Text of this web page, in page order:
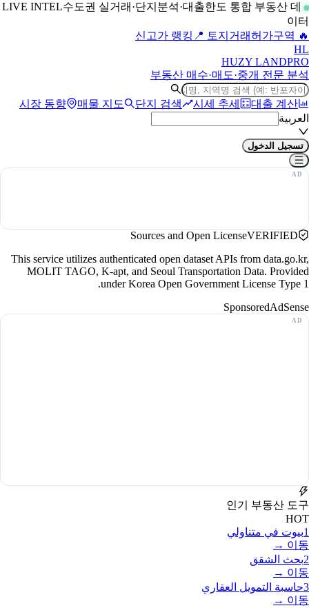
LIVE INTEL
수도권 실거래·단지분석·대출한도 통합 부동산 데
이터
🔥 신고가 랭킹
📍 토지거래허가구역
HL
HUZY LANDPRO
부동산 매수·매도·중개 전문 분석
시장 동향 매물 지도 단지 검색 시세 추세
대출 계산
العربية
تسجيل الدخول
Sources and Open LicenseVERIFIED
This service utilizes authenticated open dataset APIs from data.go.kr,
MOLIT TAGO, K-apt, and Seoul Transportation Data. Provided
under Korea Open Government License Type 1.
SponsoredAdSense
인기 부동산 도구
HOT
1بيوت في متناولي
이동 →
2بحث الشقق
이동 →
3حاسبة التمويل العقاري
이동 →